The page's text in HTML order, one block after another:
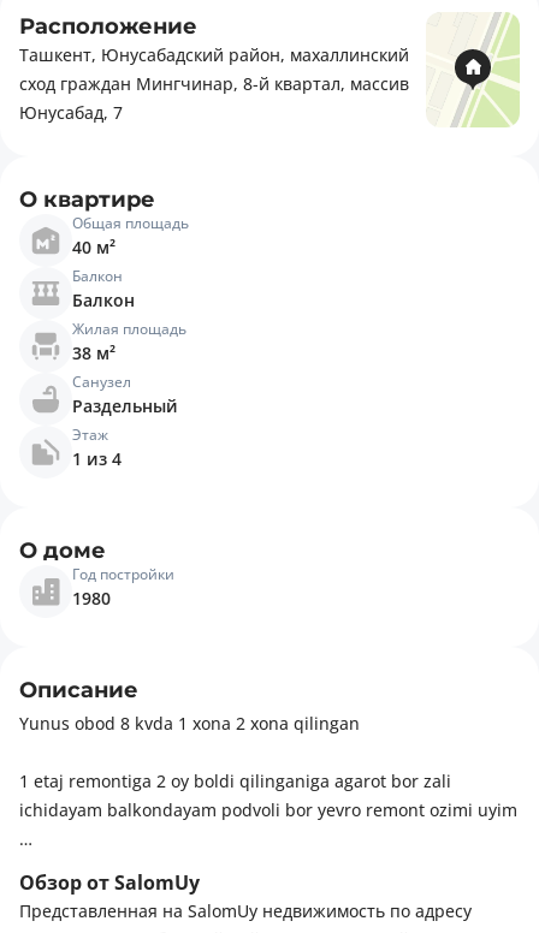
Расположение
Ташкент, Юнусабадский район, махаллинский
сход граждан Мингчинар, 8-й квартал, массив
Юнусабад, 7
О квартире
Общая площадь
40 м²
Балкон
Балкон
Жилая площадь
38 м²
Санузел
Раздельный
Этаж
1 из 4
О доме
Год постройки
1980
Описание
Yunus obod 8 kvda 1 xona 2 xona qilingan
1 etaj remontiga 2 oy boldi qilinganiga agarot bor zali
ichidayam balkondayam podvoli bor yevro remont ozimi uyim
Рядом есть: Супермаркет, магазины, Детская площадка,
Обзор от SalomUy
Представленная на SalomUy недвижимость по адресу